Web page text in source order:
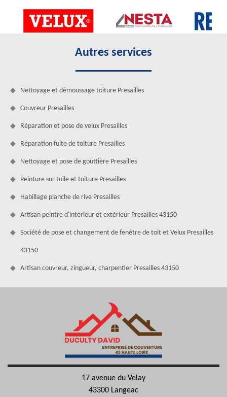
Autres services
Nettoyage et démoussage toiture Presailles
Couvreur Presailles
Réparation et pose de velux Presailles
Réparation fuite de toiture Presailles
Nettoyage et pose de gouttière Presailles
Peinture sur tuile et toiture Presailles
Habillage planche de rive Presailles
Artisan peintre d'intérieur et extérieur Presailles 43150
Société de pose et changement de fenêtre de toit et Velux Presailles
43150
Artisan couvreur, zingueur, charpentier Presailles 43150
17 avenue du Velay
43300 Langeac